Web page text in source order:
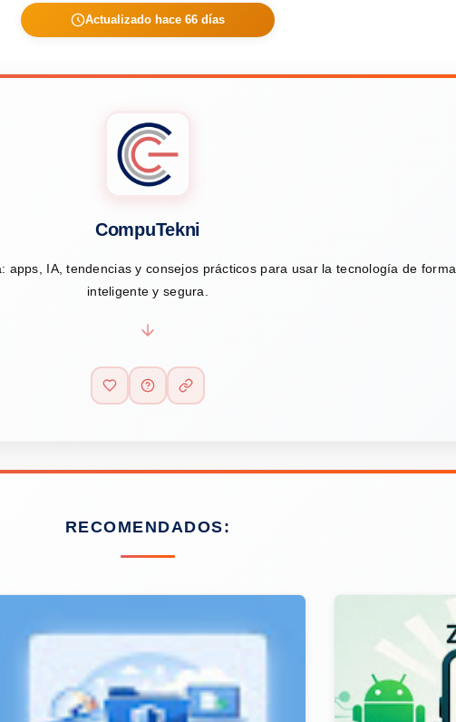
Actualizado hace 66 días
CompuTekni
apps, IA, tendencias y consejos prácticos para usar la tecnología de forma
inteligente y segura.
RECOMENDADOS: